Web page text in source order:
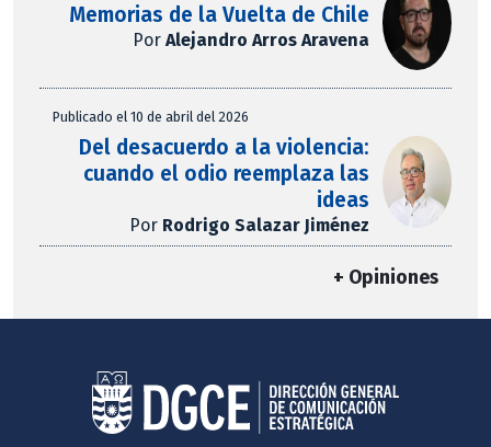
Memorias de la Vuelta de Chile
PorAlejandro Arros Aravena
Publicado el 10 de abril del 2026
Del desacuerdo a la violencia:
cuando el odio reemplaza las
ideas
Por Rodrigo Salazar Jiménez
+ Opiniones